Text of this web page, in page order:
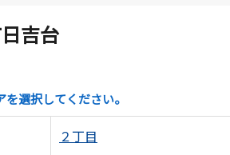
吉台
選択してください。
２丁目